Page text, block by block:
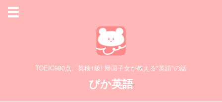
TOEIC980点、英検1級! 帰国子女が教える"英語"の話
ぴか英語